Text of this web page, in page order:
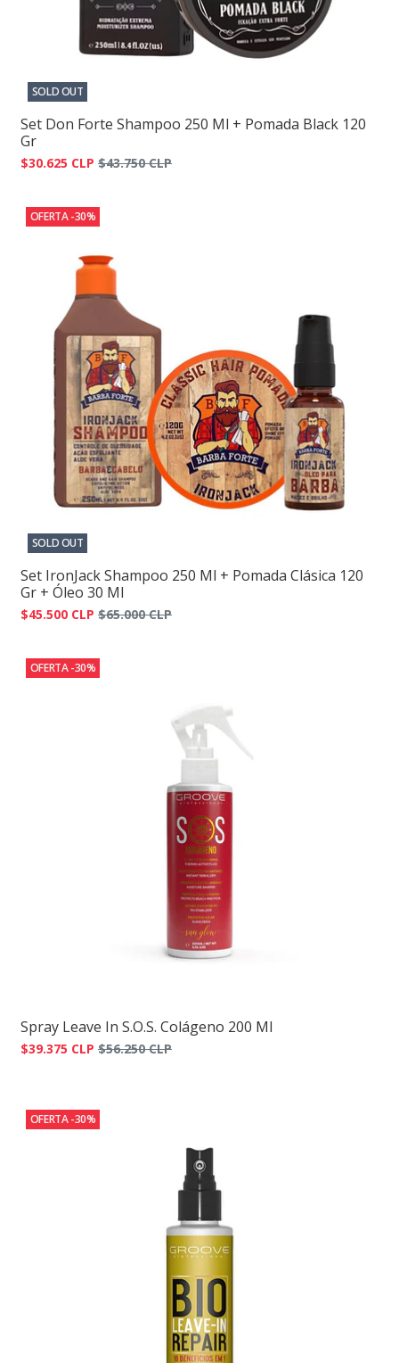
SOLD OUT
Set Don Forte Shampoo 250 Ml + Pomada Black 120
Gr
$30.625 CLP $43.750 CLP
OFERTA -30%
SOLD OUT
Set IronJack Shampoo 250 Ml + Pomada Clásica 120
Gr + Óleo 30 Ml
$45.500 CLP $65.000 CLP
OFERTA -30%
Spray Leave In S.O.S. Colágeno 200 Ml
$39.375 CLP $56.250 CLP
OFERTA -30%